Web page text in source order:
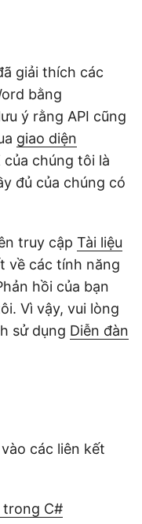
giải thích các
bằng
ý rằng API cũng
giao diện
của chúng tôi là
đủ của chúng có
truy cập Tài liệu
về các tính năng
hồi của bạn
Vì vậy, vui lòng
sử dụng Diễn đàn
các liên kết
trong C#